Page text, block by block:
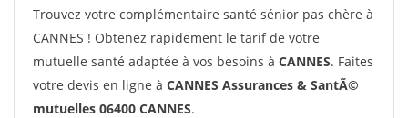
Trouvez votre complémentaire santé sénior pas chère à
CANNES ! Obtenez rapidement le tarif de votre
mutuelle santé adaptée à vos besoins à CANNES. Faites
votre devis en ligne à CANNES Assurances & SantÃ©
mutuelles 06400 CANNES.